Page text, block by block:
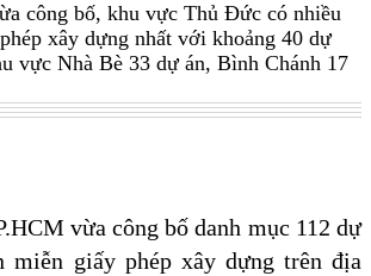
công bố, khu vực Thủ Đức có nhiều
xây dựng nhất với khoảng 40 dự
vực Nhà Bè 33 dự án, Bình Chánh 17
vừa công bố danh mục 112 dự
miễn giấy phép xây dựng trên địa